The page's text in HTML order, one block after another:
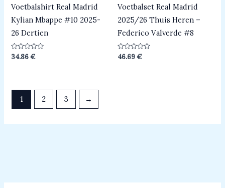
Voetbalshirt Real Madrid
Kylian Mbappe #10 2025-
26 Dertien
Beoordeeld
0
34.86€
Voetbalset Real Madrid
2025/26 Thuis Heren –
Federico Valverde #8
Beoordeeld
0
46.69€
1 2 3 →